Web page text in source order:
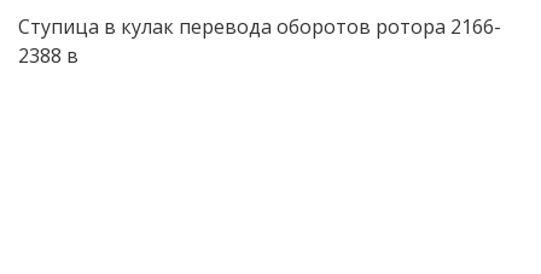
Ступица в кулак перевода оборотов ротора 2166-
2388 в